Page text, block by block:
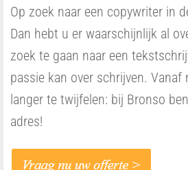
Op zoek naar een copywriter in
Dan hebt u er waarschijnlijk al
zoek te gaan naar een
passie kan over schrijven.
langer te twijfelen: bij Bronso
adres!